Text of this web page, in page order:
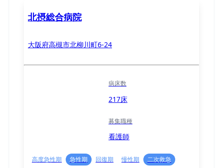
北摂総合病院
大阪府高槻市北柳川町6-24
病床数
217床
募集職種
看護師
高度急性期 急性期 回復期 慢性期
二次救急